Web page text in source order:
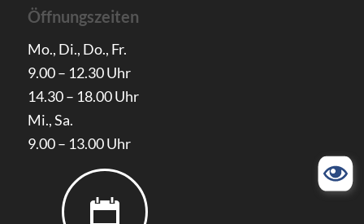
Öffnungszeiten
Mo., Di., Do., Fr.
9.00 – 12.30 Uhr
14.30 – 18.00 Uhr
Mi., Sa.
9.00 – 13.00 Uhr